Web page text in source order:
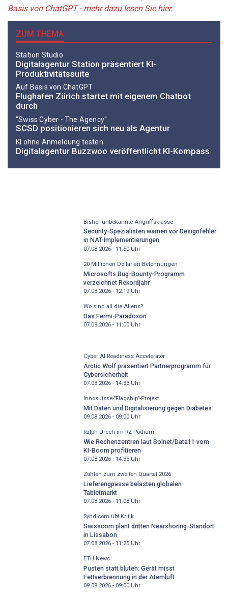
Basis von ChatGPT - mehr dazu lesen Sie hier.
ZUM THEMA
Station Studio
Digitalagentur Station präsentiert KI-
Produktivitätssuite
Auf Basis von ChatGPT
Flughafen Zürich startet mit eigenem Chatbot
durch
"Swiss Cyber - The Agency"
SCSD positionieren sich neu als Agentur
KI ohne Anmeldung testen
Digitalagentur Buzzwoo veröffentlicht KI-Kompass
Bisher unbekannte Angriffsklasse
Security-Spezialisten warnen vor Designfehler
in NAT-Implementierungen
07.08.2026 - 11:50Uhr
20 Millionen Dollar an Belohnungen
Microsofts Bug-Bounty-Programm
verzeichnet Rekordjahr
07.08.2026 - 12:19Uhr
Wo sind all die Aliens?
Das Fermi-Paradoxon
07.08.2026 - 11:00Uhr
Cyber AI Readiness Accelerator
Arctic Wolf präsentiert Partnerprogramm für
Cybersicherheit
07.08.2026 - 14:33Uhr
Innosuisse-"Flagship"-Projekt
Mit Daten und Digitalisierung gegen Diabetes
09.08.2026 - 09:00Uhr
Ralph Urech im RZ-Podium
Wie Rechenzentren laut Solnet/Data11 vom
KI-Boom profitieren
07.08.2026 - 14:35Uhr
Zahlen zum zweiten Quartal 2026
Lieferengpässe belasten globalen
Tabletmarkt
07.08.2026 - 11:08Uhr
Syndicom übt Kritik
Swisscom plant dritten Nearshoring-Standort
in Lissabon
07.08.2026 - 11:25Uhr
ETH News
Pusten statt bluten: Gerät misst
Fettverbrennung in der Atemluft
09.08.2026 - 09:00Uhr